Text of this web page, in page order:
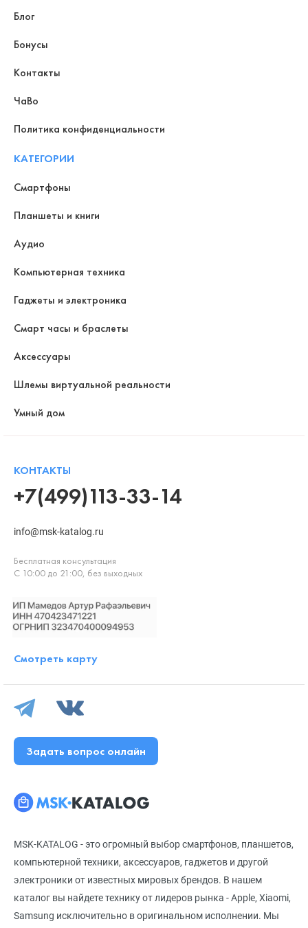
MSK-KATALOG - это огромный выбор смартфонов, планшетов,
компьютерной техники, аксессуаров, гаджетов и другой
электроники от известных мировых брендов. В нашем
каталог вы найдете технику от лидеров рынка - Apple, Xiaomi,
Samsung исключительно в оригинальном исполнении. Мы
Блог
Бонусы
Контакты
ЧаВо
Политика конфиденциальности
КАТЕГОРИИ
Смартфоны
Планшеты и книги
Аудио
Компьютерная техника
Гаджеты и электроника
Смарт часы и браслеты
Аксессуары
Шлемы виртуальной реальности
Умный дом
КОНТАКТЫ
+7(499)113-33-14
info@msk-katalog.ru
Бесплатная консультация
С 10:00 до 21:00, без выходных
Смотреть карту
Задать вопрос онлайн